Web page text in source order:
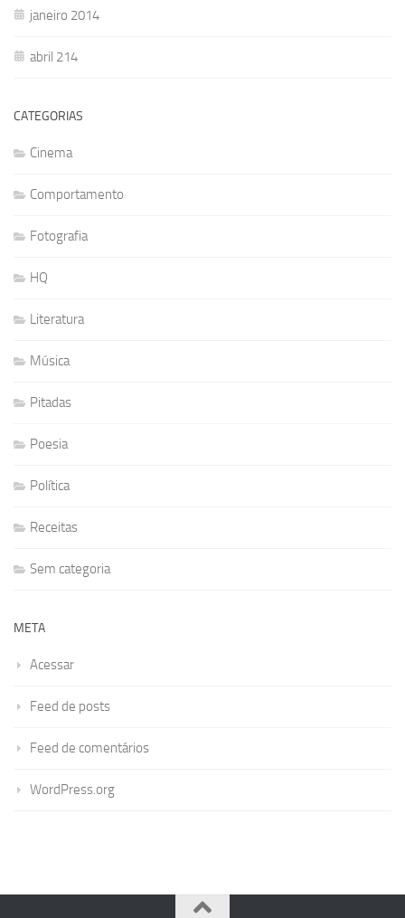
janeiro 2014
abril 214
CATEGORIAS
Cinema
Comportamento
Fotografia
HQ
Literatura
Música
Pitadas
Poesia
Política
Receitas
Sem categoria
META
Acessar
Feed de posts
Feed de comentários
WordPress.org